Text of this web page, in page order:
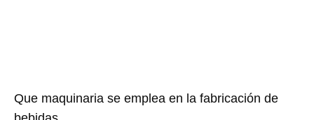
Que maquinaria se emplea en la fabricación de